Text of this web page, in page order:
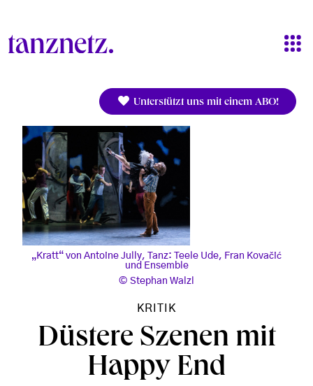
Unterstützt uns mit einem ABO!
„Kratt“ von Antoine Jully, Tanz: Teele Ude, Fran Kovačić
und Ensemble
Stephan Walzl
KRITIK
Düstere Szenen mit
Happy End